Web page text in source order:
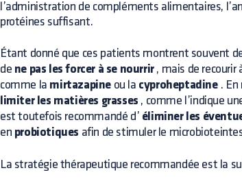
l’administration de compléments alimentaires,
protéines suffisant.
Étant donné que ces patients montrent souvent
de ne pas les forcer à se nourrir, mais de recourir
comme la mirtazapine ou la cyproheptadine. En
limiter les matières grasses , comme l’indique
est toutefois recommandé d’ éliminer les
en probiotiques afin de stimuler le
La stratégie thérapeutique recommandée est la